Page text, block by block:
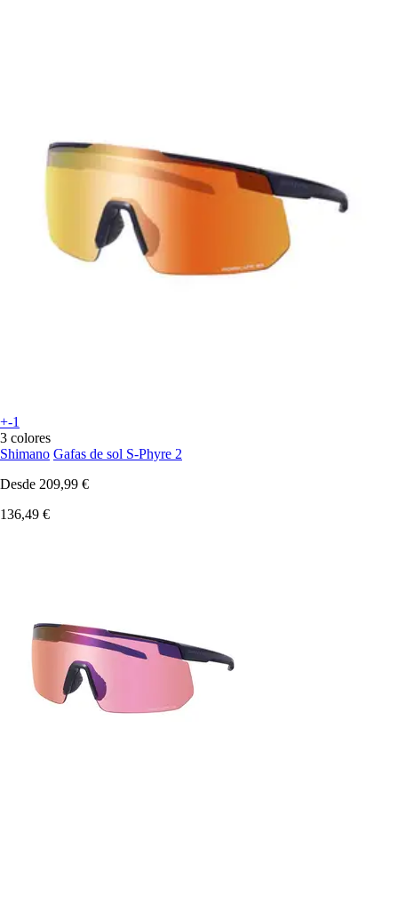
+-1
3 colores
Shimano Gafas de sol S-Phyre 2
Desde 209,99 €
136,49 €